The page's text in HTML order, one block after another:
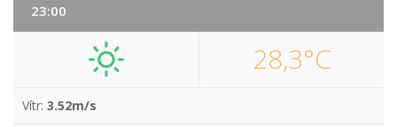
23:00
28,3°C
Vítr: 3.52m/s